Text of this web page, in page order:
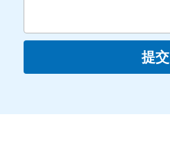
提交